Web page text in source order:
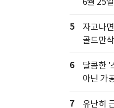
5
자고나
골드만
6
달콤한 '
아닌 가
7
유난히